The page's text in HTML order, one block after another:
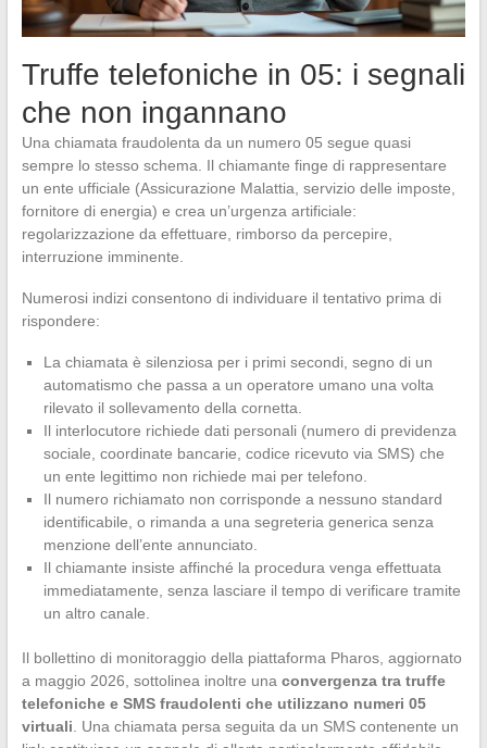
Truffe telefoniche in 05: i segnali
che non ingannano
Una chiamata fraudolenta da un numero 05 segue quasi
sempre lo stesso schema. Il chiamante finge di rappresentare
un ente ufficiale (Assicurazione Malattia, servizio delle imposte,
fornitore di energia) e crea un’urgenza artificiale:
regolarizzazione da effettuare, rimborso da percepire,
interruzione imminente.
Numerosi indizi consentono di individuare il tentativo prima di
rispondere:
La chiamata è silenziosa per i primi secondi, segno di un
automatismo che passa a un operatore umano una volta
rilevato il sollevamento della cornetta.
Il interlocutore richiede dati personali (numero di previdenza
sociale, coordinate bancarie, codice ricevuto via SMS) che
un ente legittimo non richiede mai per telefono.
Il numero richiamato non corrisponde a nessuno standard
identificabile, o rimanda a una segreteria generica senza
menzione dell’ente annunciato.
Il chiamante insiste affinché la procedura venga effettuata
immediatamente, senza lasciare il tempo di verificare tramite
un altro canale.
Il bollettino di monitoraggio della piattaforma Pharos, aggiornato
a maggio 2026, sottolinea inoltre una convergenza tra truffe
telefoniche e SMS fraudolenti che utilizzano numeri 05
virtuali. Una chiamata persa seguita da un SMS contenente un